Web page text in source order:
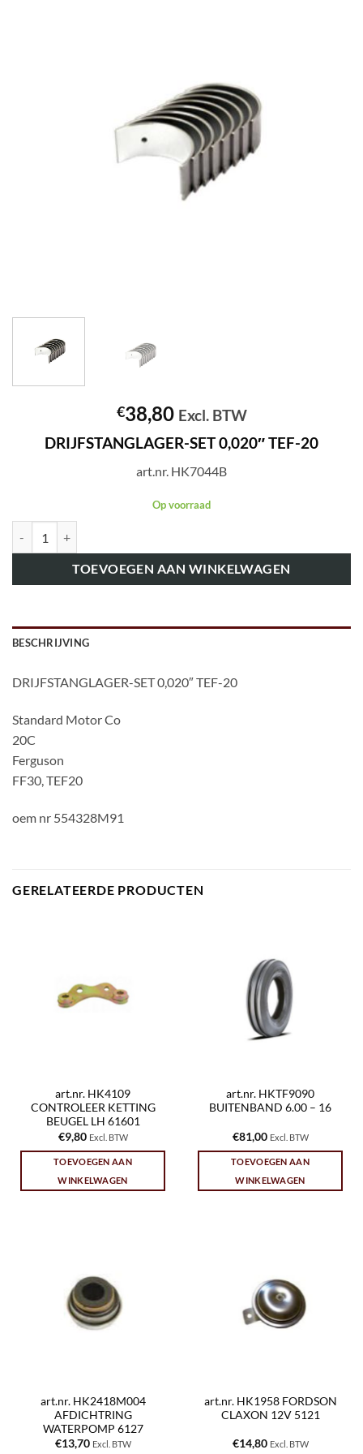
€38,80 Excl. BTW
DRIJFSTANGLAGER-SET 0,020″ TEF-20
art.nr. HK7044B
Op voorraad
TOEVOEGEN AAN WINKELWAGEN
BESCHRIJVING
DRIJFSTANGLAGER-SET 0,020″ TEF-20
Standard Motor Co
20C
Ferguson
FF30, TEF20
oem nr 554328M91
GERELATEERDE PRODUCTEN
art.nr. HK4109
CONTROLEER KETTING
BEUGEL LH 61601
€9,80 Excl. BTW
TOEVOEGEN AAN
WINKELWAGEN
art.nr. HKTF9090
BUITENBAND 6.00 – 16
€81,00 Excl. BTW
TOEVOEGEN AAN
WINKELWAGEN
art.nr. HK2418M004
AFDICHTRING
WATERPOMP 6127
€13,70 Excl. BTW
art.nr. HK1958 FORDSON
CLAXON 12V 5121
€14,80 Excl. BTW